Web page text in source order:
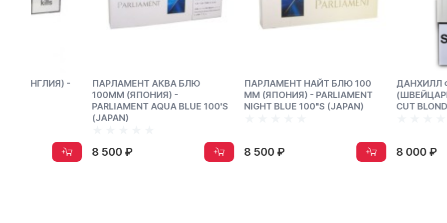
ПАРЛАМЕНТ АКВА БЛЮ
100ММ (ЯПОНИЯ) -
PARLIAMENT AQUA BLUE 100'S
8 500 ₽
ПАРЛАМЕНТ НАЙТ БЛЮ 100
ММ (ЯПОНИЯ) - PARLIAMENT
NIGHT BLUE 100"S (JAPAN)
8 500 ₽
ДАНХИЛЛ ФАЙН КАТ
(ШВЕЙЦАРИЯ) -
CUT BLONDE BLEND
8 000 ₽